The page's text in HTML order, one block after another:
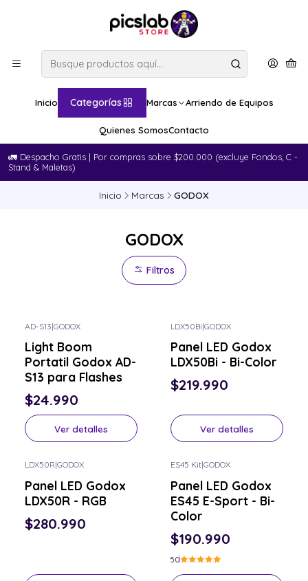
Inicio Categorías Marcas Arriendo de Equipos
Quienes SomosContacto
🚛​ Despacho Gratis | Por compras sobre $200.000 (excluye Fondos, C -
Stand & Maletas)
Inicio Marcas GODOX
GODOX
Filtros
AD-S13|GODOX
Light Boom
Portatil Godox AD-
S13 para Flashes
$24.990
Ver detalles
LDX50Bi|GODOX
Panel LED Godox
LDX50Bi - Bi-Color
$219.990
Ver detalles
LDX50R|GODOX
Panel LED Godox
LDX50R - RGB
$280.990
ES45 Kit|GODOX
Panel LED Godox
ES45 E-Sport - Bi-
Color
$190.990
5.0